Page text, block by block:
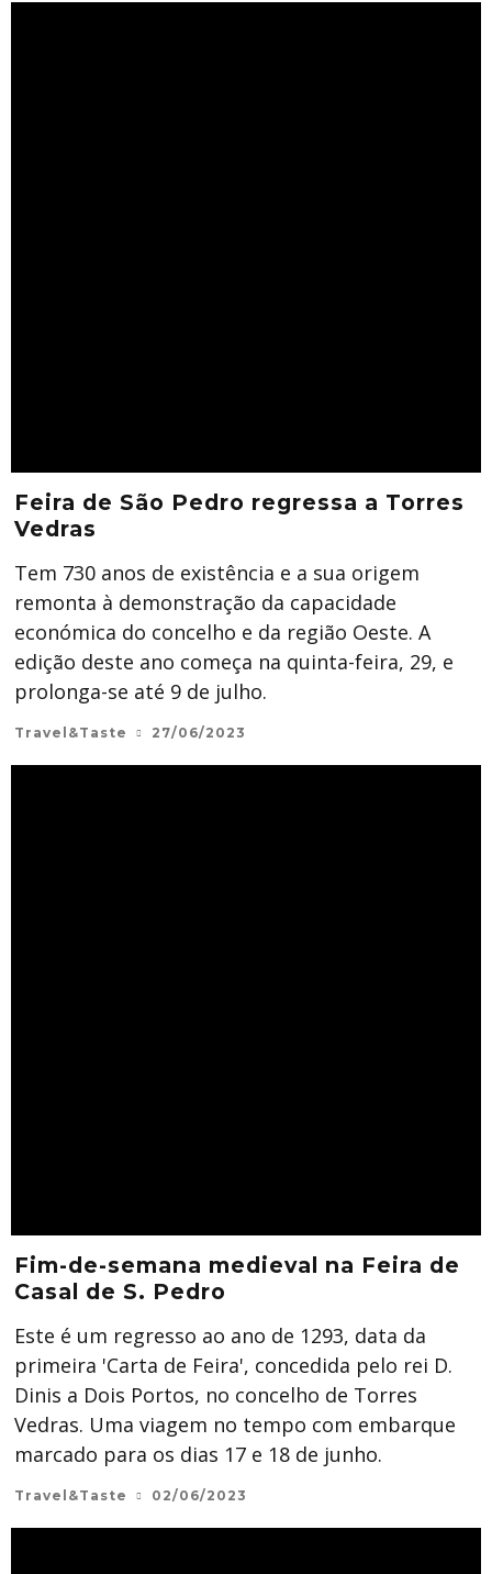
Feira de São Pedro regressa a Torres
Vedras
Tem 730 anos de existência e a sua origem
remonta à demonstração da capacidade
económica do concelho e da região Oeste. A
edição deste ano começa na quinta-feira, 29, e
prolonga-se até 9 de julho.
Travel&Taste 27/06/2023
Fim-de-semana medieval na Feira de
Casal de S. Pedro
Este é um regresso ao ano de 1293, data da
primeira 'Carta de Feira', concedida pelo rei D.
Dinis a Dois Portos, no concelho de Torres
Vedras. Uma viagem no tempo com embarque
marcado para os dias 17 e 18 de junho.
Travel&Taste 02/06/2023